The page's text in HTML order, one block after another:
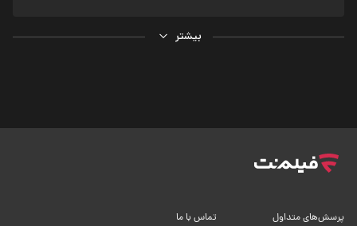
بیشتر
پرسش‌های متداول تماس با ما